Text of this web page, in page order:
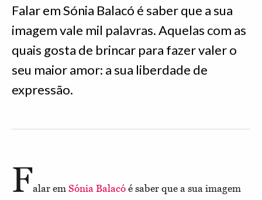
Falar em Sónia Balacó é saber que a sua
imagem vale mil palavras. Aquelas com as
quais gosta de brincar para fazer valer o
seu maior amor: a sua liberdade de
expressão.
Falar em Sónia Balacó é saber que a sua imagem